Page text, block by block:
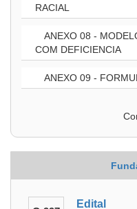
RACIAL
ANEXO 08 -
COM DEFICIENCIA
ANEXO 09 -
Edital